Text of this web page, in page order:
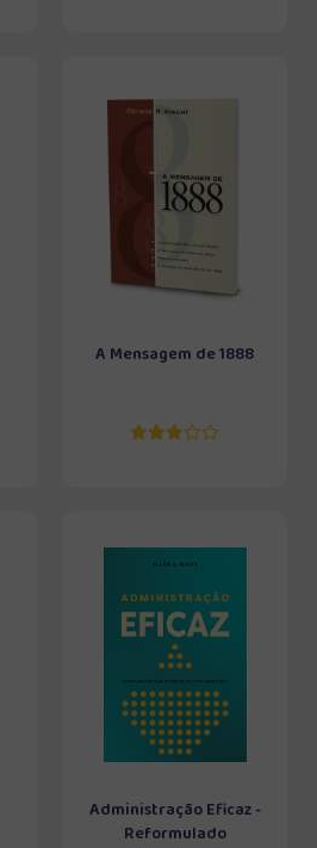
A Mensagem de 1888
Administração Eficaz -
Reformulado